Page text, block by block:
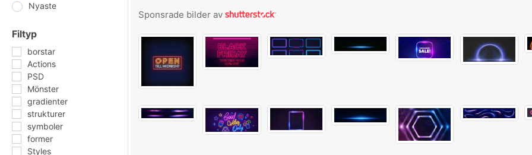
Nyaste
Filtyp
borstar
Actions
PSD
Mönster
gradienter
strukturer
symboler
former
Styles
Sponsrade bilder av